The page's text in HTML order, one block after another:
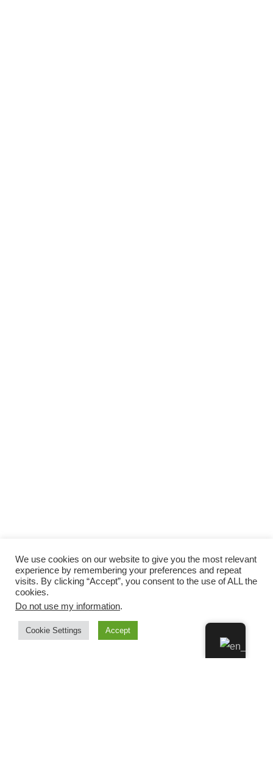
We use cookies on our website to give you the most relevant
experience by remembering your preferences and repeat
visits. By clicking “Accept”, you consent to the use of ALL the
cookies.
Do not use my information.
Cookie Settings Accept